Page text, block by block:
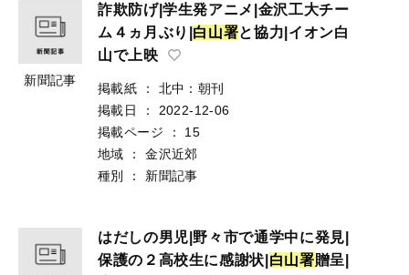
新聞記事
詐欺防げ|学生発アニメ|金沢工大チー
ム４ヵ月ぶり| 白 山署と協力|イオン白
山で上映
掲載紙 ：
北中：朝刊
掲載日
：
2022-12-06
掲載ページ
：
15
地域
：
金沢近郊
種別
： 新聞記事
はだしの男児|野々市で通学中に発見|
保護の２高校生に感謝状| 白山署贈呈|